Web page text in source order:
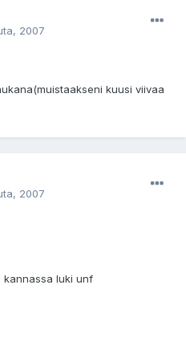
2007
kuusi viivaa
2007
kannassa luki unf